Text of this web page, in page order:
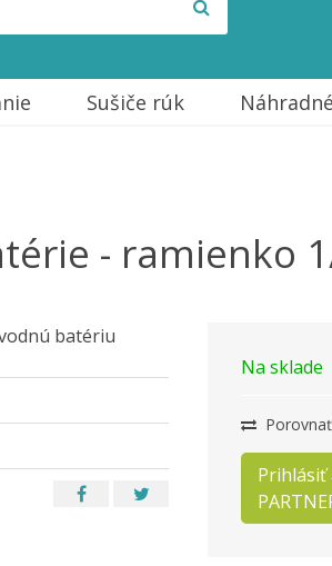
Sušiče rúk
- ramienko
Na sklade
Prihlásiť
batériu